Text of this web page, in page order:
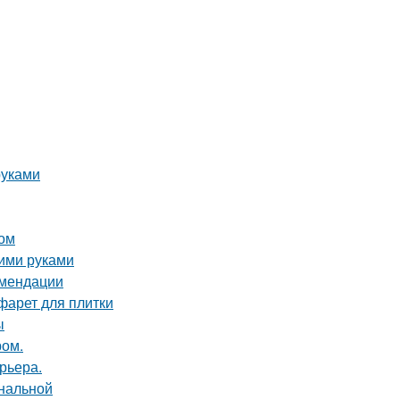
руками
для плитки